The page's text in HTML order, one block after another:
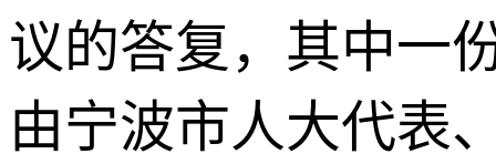
议的答复，其中一
由宁波市人大代表